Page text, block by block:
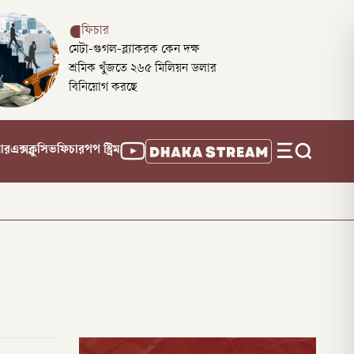
ফিচার
মেটা-গুগল-ব্ল্যাকরক কেন দক্ষ
শ্রমিক খুঁজতে ২৬৫ মিলিয়ন ডলার
বিনিয়োগ করছে
এক্সক্লুসিভফিচারপপ স্ট্রিম